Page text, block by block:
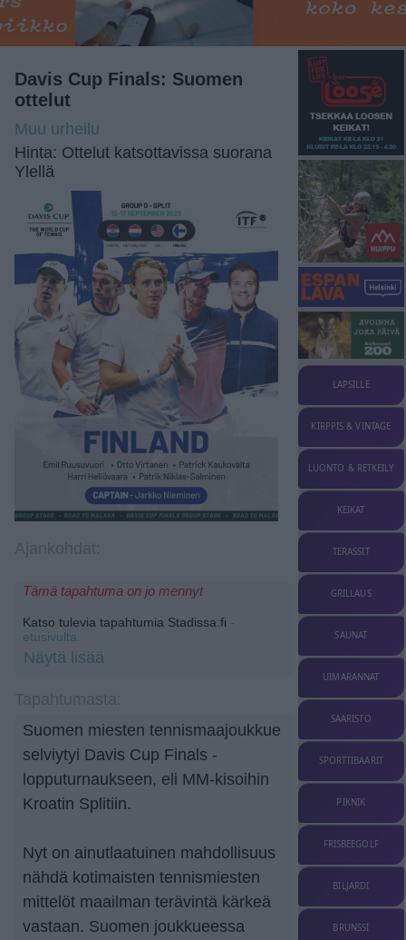
Davis Cup Finals: Suomen
ottelut
Muu urheilu
Hinta: Ottelut katsottavissa suorana
Ylellä
Tämä tapahtuma on jo mennyt
Katso tulevia tapahtumia Stadissa.fi -
etusivulta.
Näytä lisää
Suomen miesten tennismaajoukkue
selviytyi Davis Cup Finals -
lopputurnaukseen, eli MM-kisoihin
Kroatin Splitiin.
Nyt on ainutlaatuinen mahdollisuus
nähdä kotimaisten tennismiesten
mittelöt maailman terävintä kärkeä
vastaan. Suomen joukkueessa
LAPSILLE
KIRPPIS & VINTAGE
LUONTO & RETKEILY
KEIKAT
TERASSIT
GRILLAUS
SAUNAT
UIMARANNAT
SAARISTO
SPORTTIBAARIT
PIKNIK
FRISBEEGOLF
BILJARDI
BRUNSSI